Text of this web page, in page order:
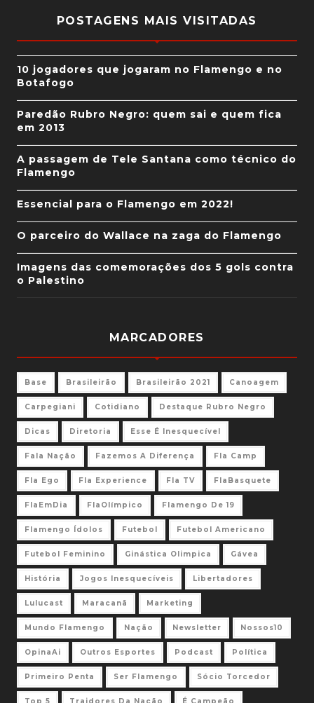
POSTAGENS MAIS VISITADAS
10 jogadores que jogaram no Flamengo e no
Botafogo
Paredão Rubro Negro: quem sai e quem fica
em 2013
A passagem de Tele Santana como técnico do
Flamengo
Essencial para o Flamengo em 2022!
O parceiro do Wallace na zaga do Flamengo
Imagens das comemorações dos 5 gols contra
o Palestino
MARCADORES
Base Brasileirão Brasileirão 2021 Canoagem
Carpegiani Cotidiano Destaque Rubro Negro
Dicas Diretoria Esse É Inesquecível
Fala Nação Fazemos A Diferença Fla Camp
Fla Ego Fla Experience Fla TV FlaBasquete
FlaEmDia FlaOlímpico Flamengo De 19
Flamengo Ídolos Futebol Futebol Americano
Futebol Feminino Ginástica Olimpica Gávea
História Jogos Inesquecíveis Libertadores
Lulucast Maracanã Marketing
Mundo Flamengo Nação Newsletter Nossos10
OpinaAi Outros Esportes Podcast Política
Primeiro Penta Ser Flamengo Sócio Torcedor